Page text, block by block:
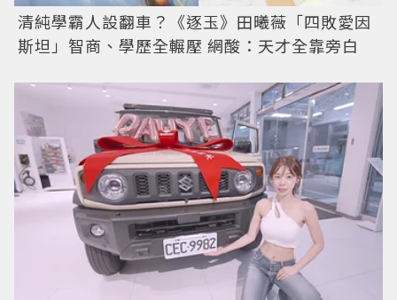
清純學霸人設翻車？《逐玉》田曦薇「四敗愛因
斯坦」智商、學歷全輾壓 網酸：天才全靠旁白